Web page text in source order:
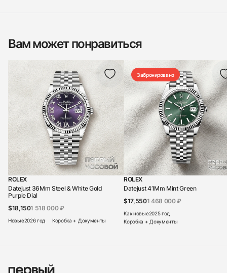
Вам может понравиться
ROLEX
Datejust 36Mm Steel & White Gold
Purple Dial
$18,1501 518 000 ₽
Новые2026 год Коробка + Документы
Забронировано
ROLEX
Datejust 41Mm Mint Green
$17,5501 468 000 ₽
Как новые2025 год
Коробка + Документы